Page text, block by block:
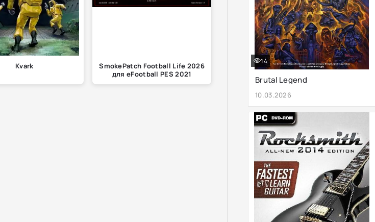
Kvark
SmokePatch Football Life 2026
для eFootball PES 2021
Brutal Legend
10.03.2026
14